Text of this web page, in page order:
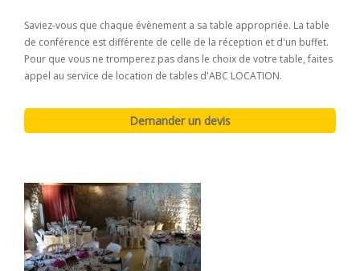
Saviez-vous que chaque évènement a sa table appropriée. La table
de conférence est différente de celle de la réception et d'un buffet.
Pour que vous ne tromperez pas dans le choix de votre table, faites
appel au service de location de tables d'ABC LOCATION.